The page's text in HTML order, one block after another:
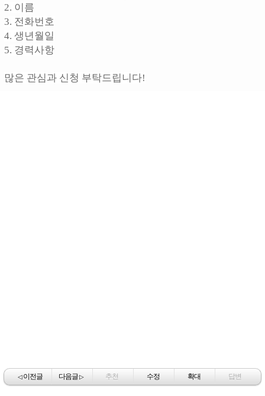
2. 이름
3. 전화번호
4. 생년월일
5. 경력사항
많은 관심과 신청 부탁드립니다!
◁이전글 다음글▷ 추천 수정 확대 답변